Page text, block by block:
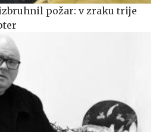
požar: v zraku trije